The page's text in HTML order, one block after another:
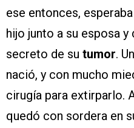
ese entonces,
hijo junto a su esposa
secreto de su tumor.
nació, y con mucho
cirugía para extirparlo.
quedó con sordera en